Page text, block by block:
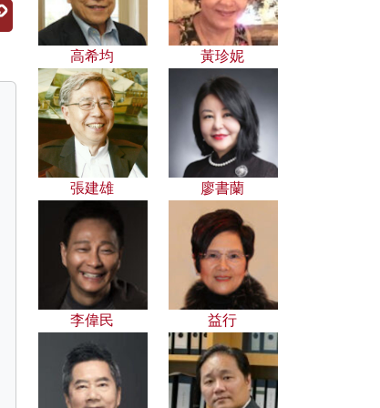
高希均 黃珍妮
張建雄 廖書蘭
李偉民 益行